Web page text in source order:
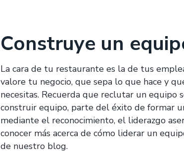
Construye un
La cara de tu restaurante es la de tus
valore tu negocio, que sepa lo que hace y
necesitas. Recuerda que reclutar un equipo
construir equipo, parte del éxito de formar
mediante el reconocimiento, el liderazgo
conocer más acerca de cómo liderar un
de nuestro blog.